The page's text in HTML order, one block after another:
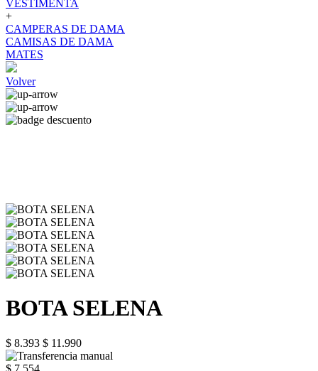
VESTIMENTA
+
CAMPERAS DE DAMA
CAMISAS DE DAMA
MATES
Volver
BOTA SELENA
$ 8.393 $ 11.990
$ 7.554